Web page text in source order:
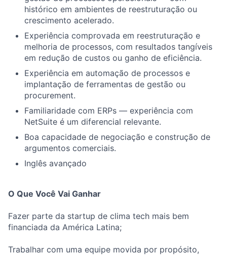
histórico em ambientes de reestruturação ou
crescimento acelerado.
Experiência comprovada em reestruturação e
melhoria de processos, com resultados tangíveis
em redução de custos ou ganho de eficiência.
Experiência em automação de processos e
implantação de ferramentas de gestão ou
procurement.
Familiaridade com ERPs — experiência com
NetSuite é um diferencial relevante.
Boa capacidade de negociação e construção de
argumentos comerciais.
Inglês avançado
O Que Você Vai Ganhar
Fazer parte da startup de clima tech mais bem
financiada da América Latina;
Trabalhar com uma equipe movida por propósito,